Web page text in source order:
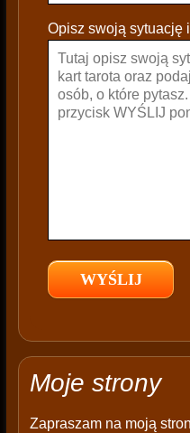
e
a
e
e
p
y
Opisz swoją sytuację
Moje strony
Zapraszam na moją